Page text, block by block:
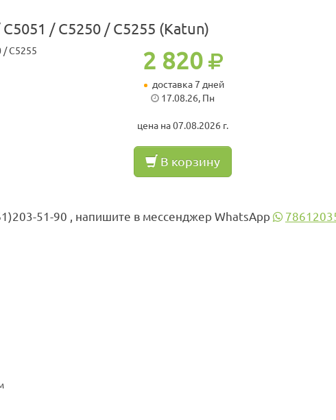
/ C5250 / C5255 (Katun)
2 820
доставка 7 дней
17.08.26, Пн
цена на 07.08.2026 г.
В корзину
51-90 , напишите в мессенджер WhatsApp